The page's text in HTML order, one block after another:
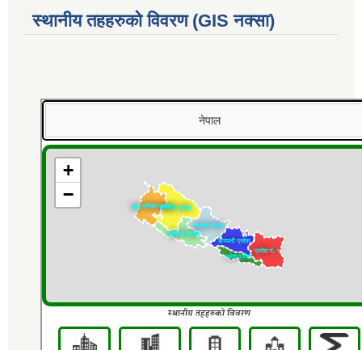
स्थानीय तहहरुको विवरण (GIS नक्सा)